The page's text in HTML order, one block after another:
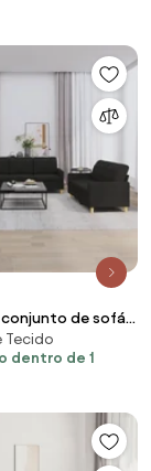
conjunto de sofás
tecido preto
Tecido
dentro de 1